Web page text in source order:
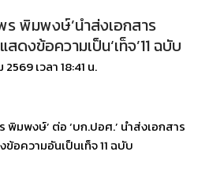
ร พิมพงษ์’นำส่งเอกสาร
ดงข้อความเป็น‘เท็จ’11 ฉบับ
เวลา 18:41 น.
พิมพงษ์’ ต่อ ‘บก.ปอศ.’ นำส่งเอกสาร
อความอันเป็นเท็จ 11 ฉบับ